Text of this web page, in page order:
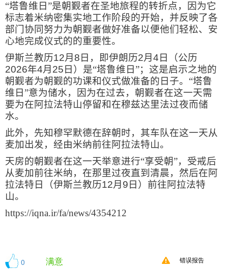
“塔鲁维日”是朝觐者在圣地旅程的转折点，因为它
标志着米纳密集实地工作阶段的开始，并反映了各
部门协同努力为朝觐者做好准备以便他们轻松、安
心地完成仪式的的重要性。
伊斯兰教历12月 8 日，即伊朗历2月 4 日（公历
2026年4月 25 日）是“塔鲁维日”；这是启示之地的
朝觐者为朝觐的功课和仪式做准备的日子。“塔鲁
维日”意为储水，因为在过去，朝觐者在这一天需
要为在阿拉法特山停留和在穆兹达里法过夜而储
水。
此外，先知穆罕默德在辞朝时，其车队在这一天从
麦加出发，经由米纳前往阿拉法特山。
天房的朝觐者在这一天举意进行“享受朝”，受戒后
从麦加前往米纳，在那里过夜直到清晨，然后在阿
拉法特日（伊斯兰教历12月 9 日）前往阿拉法特
山。
https://iqna.ir/fa/news/4354212
0 满意 错误报告